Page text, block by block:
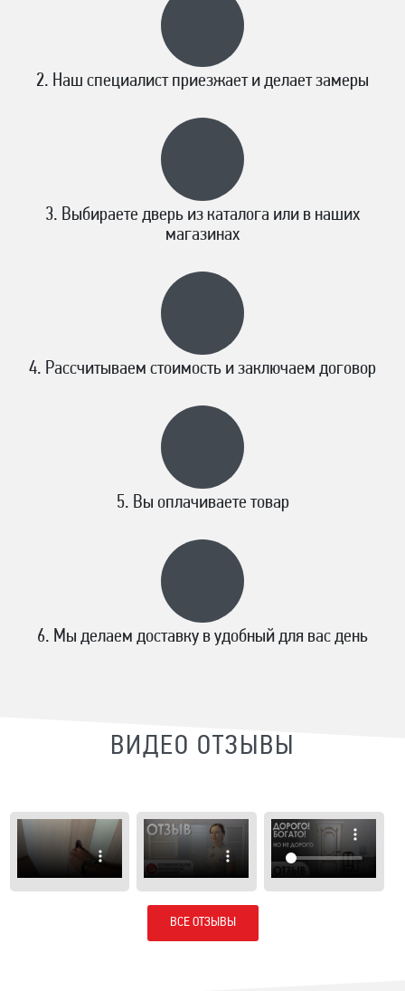
Наш специалист приезжает и делает замеры
Выбираете дверь из каталога или в наших
магазинах
Рассчитываем стоимость и заключаем договор
Вы оплачиваете товар
Мы делаем доставку в удобный для вас день
ВИДЕО ОТЗЫВЫ
ВСЕ ОТЗЫВЫ